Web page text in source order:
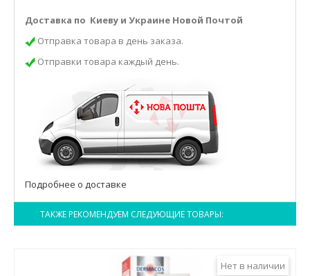
Доставка по Киеву и Украине Новой Почтой
Отправка товара в день заказа.
Отправки товара каждый день.
Подробнее о доставке
ТАКЖЕ РЕКОМЕНДУЕМ СЛЕДУЮЩИЕ ТОВАРЫ:
Нет в наличии